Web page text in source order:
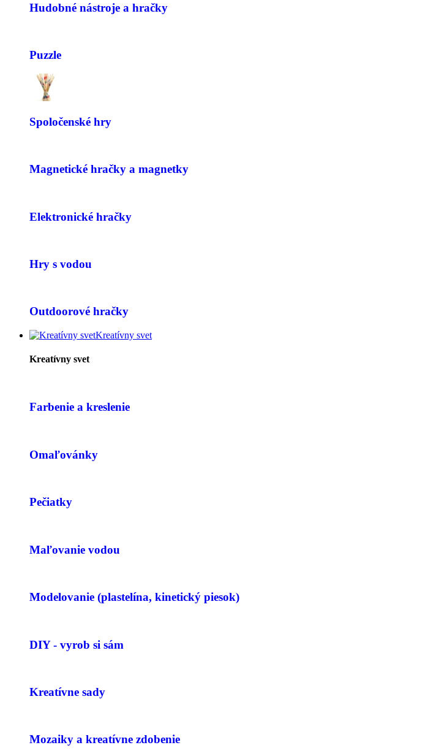
Hudobné nástroje a hračky
Puzzle
Spoločenské hry
Magnetické hračky a magnetky
Elektronické hračky
Hry s vodou
Outdoorové hračky
Kreatívny svet
Kreatívny svet
Farbenie a kreslenie
Omaľovánky
Pečiatky
Maľovanie vodou
Modelovanie (plastelína, kinetický piesok)
DIY - vyrob si sám
Kreatívne sady
Mozaiky a kreatívne zdobenie